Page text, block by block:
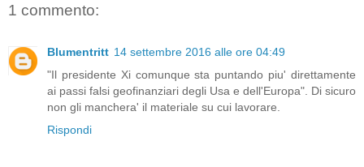
1 commento:
Blumentritt 14 settembre 2016 alle ore 04:49
"Il presidente Xi comunque sta puntando piu' direttamente
ai passi falsi geofinanziari degli Usa e dell'Europa". Di sicuro
non gli manchera' il materiale su cui lavorare.
Rispondi